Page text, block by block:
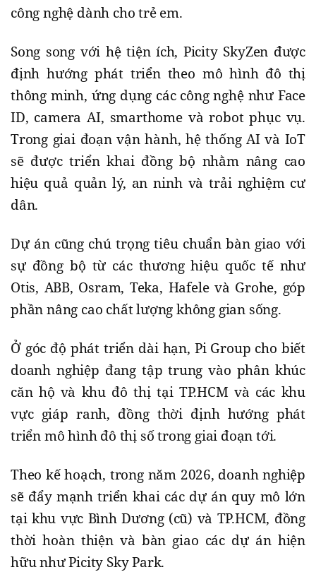
công nghệ dành cho trẻ em.
Song song với hệ tiện ích, Picity SkyZen được
định hướng phát triển theo mô hình đô thị
thông minh, ứng dụng các công nghệ như Face
ID, camera AI, smarthome và robot phục vụ.
Trong giai đoạn vận hành, hệ thống AI và IoT
sẽ được triển khai đồng bộ nhằm nâng cao
hiệu quả quản lý, an ninh và trải nghiệm cư
dân.
Dự án cũng chú trọng tiêu chuẩn bàn giao với
sự đồng bộ từ các thương hiệu quốc tế như
Otis, ABB, Osram, Teka, Hafele và Grohe, góp
phần nâng cao chất lượng không gian sống.
Ở góc độ phát triển dài hạn, Pi Group cho biết
doanh nghiệp đang tập trung vào phân khúc
căn hộ và khu đô thị tại TP.HCM và các khu
vực giáp ranh, đồng thời định hướng phát
triển mô hình đô thị số trong giai đoạn tới.
Theo kế hoạch, trong năm 2026, doanh nghiệp
sẽ đẩy mạnh triển khai các dự án quy mô lớn
tại khu vực Bình Dương (cũ) và TP.HCM, đồng
thời hoàn thiện và bàn giao các dự án hiện
hữu như Picity Sky Park.